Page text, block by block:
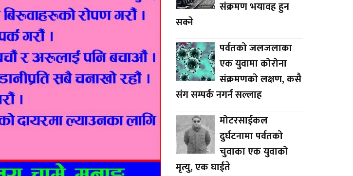
संक्रमण भयावह हुन
सक्ने
पर्वतको जलजलाका
एक युवामा कोरोना
संक्रमणको लक्षण, कसै
संग सम्पर्क नगर्न सल्लाह
मोटरसाईकल
दुर्घटनामा पर्वतको
चुवाका एक युवाको
मृत्यु, एक घाईते